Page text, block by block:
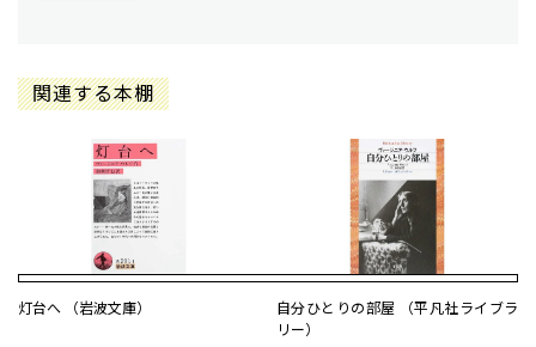
関連する本棚
灯台へ （岩波文庫）
自分ひとりの部屋 （平凡社ライブラ
リー）